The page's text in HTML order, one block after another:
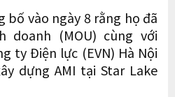
bố vào ngày 8 rằng họ đã
doanh (MOU) cùng với
ty Điện lực (EVN) Hà Nội
dựng AMI tại Star Lake